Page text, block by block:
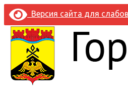
Версия сайта для